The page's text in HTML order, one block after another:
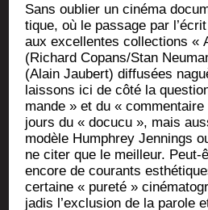
Sans oublier un ciné­ma
tique, où le pas­sage par
aux excel­lentes col­lec­tions «
(Richard Copans/Stan
(Alain Jau­bert) dif­fu­sées
lais­sons ici de côté la
mande » et du «
jours du « docu­cu », mais
modèle Hum­phrey Jen­nings
ne citer que le meilleur. Peut-
encore de cou­rants
cer­taine « pure­té »
jadis l’ex­clu­sion de la parole